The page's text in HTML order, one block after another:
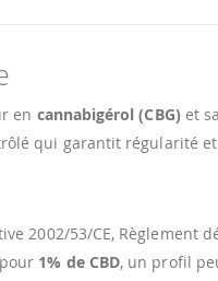
en cannabigérol (CBG) et
qui garantit régularité
2002/53/CE, Règlement
pour 1% de CBD, un profil